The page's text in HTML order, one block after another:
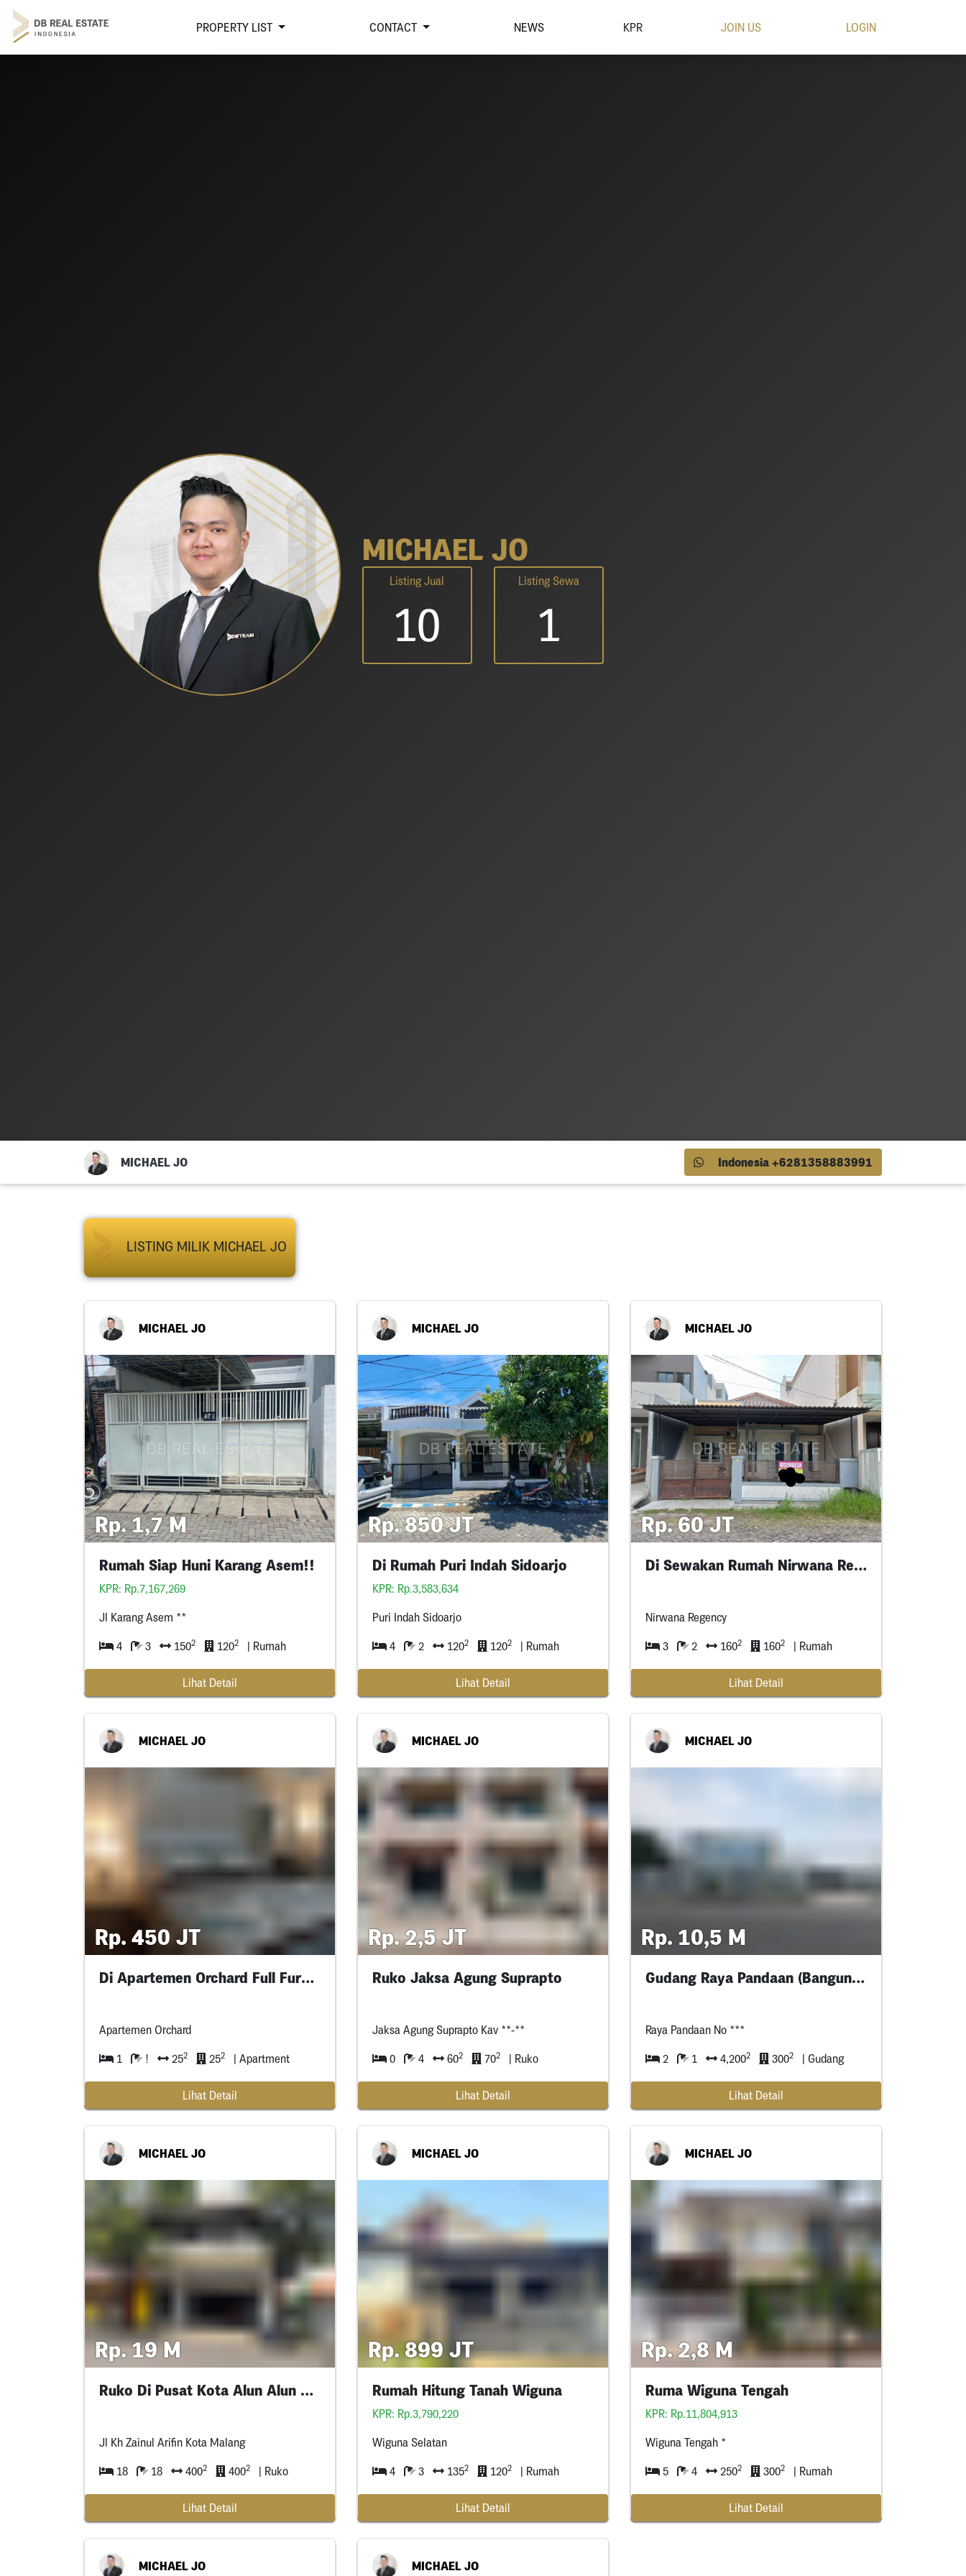
PROPERTY LIST CONTACT NEWS KPR JOIN US LOGIN
MICHAEL JO
Listing Jual
10
Listing Sewa
1
MICHAEL JO Indonesia +6281358883991
LISTING MILIK MICHAEL JO
MICHAEL JO
Rp. 1,7 M
Rumah Siap Huni Karang Asem!!
KPR: Rp.7,167,269
Jl Karang Asem **
4 3 1502 1202 | Rumah
Lihat Detail
MICHAEL JO
Rp. 850 JT
Di Rumah Puri Indah Sidoarjo
KPR: Rp.3,583,634
Puri Indah Sidoarjo
4 2 1202 1202 | Rumah
Lihat Detail
MICHAEL JO
Rp. 60 JT
Di Sewakan Rumah Nirwana Regency
Nirwana Regency
3 2 1602 1602 | Rumah
Lihat Detail
MICHAEL JO
Rp. 450 JT
Di Apartemen Orchard Full Furnish
Apartemen Orchard
1 ! 252 252 | Apartment
Lihat Detail
MICHAEL JO
Rp. 2,5 JT
Ruko Jaksa Agung Suprapto
Jaksa Agung Suprapto Kav **-**
0 4 602 702 | Ruko
Lihat Detail
MICHAEL JO
Rp. 10,5 M
Gudang Raya Pandaan (Bangunan Baru)
Raya Pandaan No ***
2 1 4,2002 3002 | Gudang
Lihat Detail
MICHAEL JO
Rp. 19 M
Ruko Di Pusat Kota Alun Alun Malang
Jl Kh Zainul Arifin Kota Malang
18 18 4002 4002 | Ruko
Lihat Detail
MICHAEL JO
Rp. 899 JT
Rumah Hitung Tanah Wiguna
KPR: Rp.3,790,220
Wiguna Selatan
4 3 1352 1202 | Rumah
Lihat Detail
MICHAEL JO
Rp. 2,8 M
Ruma Wiguna Tengah
KPR: Rp.11,804,913
Wiguna Tengah *
5 4 2502 3002 | Rumah
Lihat Detail
MICHAEL JO MICHAEL JO